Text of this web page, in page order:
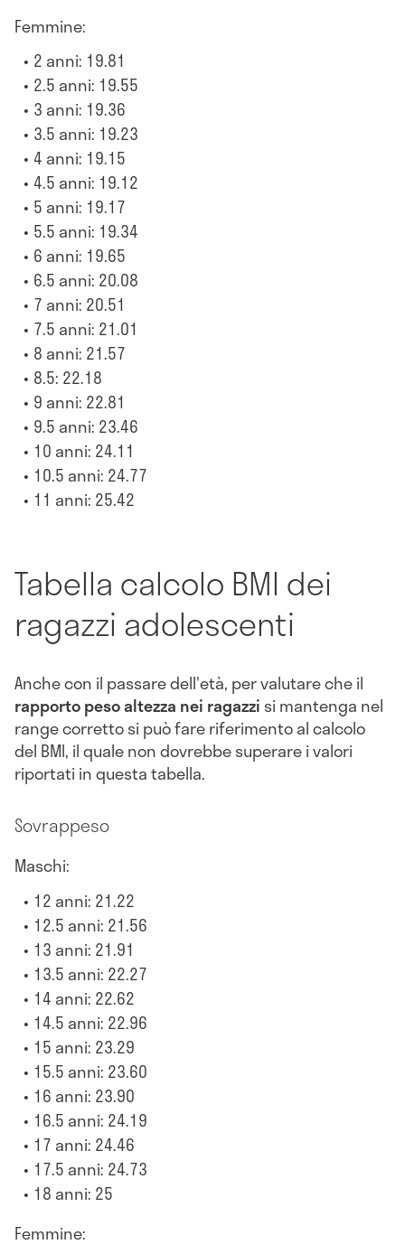
Femmine:
2 anni: 19.81
2.5 anni: 19.55
3 anni: 19.36
3.5 anni: 19.23
4 anni: 19.15
4.5 anni: 19.12
5 anni: 19.17
5.5 anni: 19.34
6 anni: 19.65
6.5 anni: 20.08
7 anni: 20.51
7.5 anni: 21.01
8 anni: 21.57
8.5: 22.18
9 anni: 22.81
9.5 anni: 23.46
10 anni: 24.11
10.5 anni: 24.77
11 anni: 25.42
Tabella calcolo BMI dei
ragazzi adolescenti
Anche con il passare dell'età, per valutare che il
rapporto peso altezza nei ragazzi si mantenga nel
range corretto si può fare riferimento al calcolo
del BMI, il quale non dovrebbe superare i valori
riportati in questa tabella.
Sovrappeso
Maschi:
12 anni: 21.22
12.5 anni: 21.56
13 anni: 21.91
13.5 anni: 22.27
14 anni: 22.62
14.5 anni: 22.96
15 anni: 23.29
15.5 anni: 23.60
16 anni: 23.90
16.5 anni: 24.19
17 anni: 24.46
17.5 anni: 24.73
18 anni: 25
Femmine: